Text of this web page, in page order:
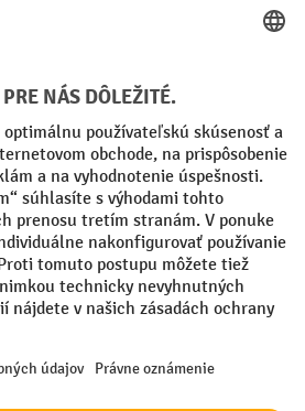
(Visa)
údajov
costsand possible delivery charges,